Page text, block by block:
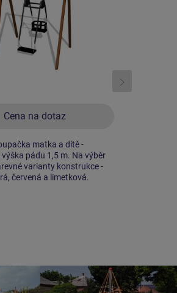
Cena na dotaz
matka a dítě -
pádu 1,5 m. Na výběr
varianty konstrukce -
červená a limetková.